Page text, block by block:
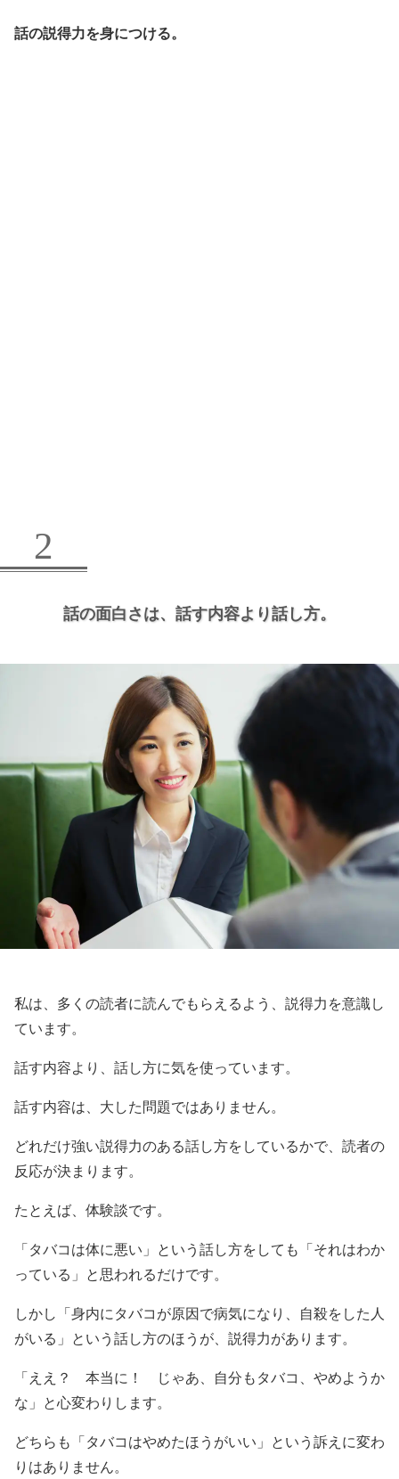
話の説得力を身につける。
2
話の面白さは、 話す内容より話し方。
私は、多くの読者に読んでもらえるよう、説得力を意識し
ています。
話す内容より、話し方に気を使っています。
話す内容は、大した問題ではありません。
どれだけ強い説得力のある話し方をしているかで、読者の
反応が決まります。
たとえば、体験談です。
「タバコは体に悪い」という話し方をしても「それはわか
っている」と思われるだけです。
しかし「身内にタバコが原因で病気になり、自殺をした人
がいる」という話し方のほうが、説得力があります。
「ええ？ 本当に！ じゃあ、自分もタバコ、やめようか
な」と心変わりします。
どちらも「タバコはやめたほうがいい」という訴えに変わ
りはありません。